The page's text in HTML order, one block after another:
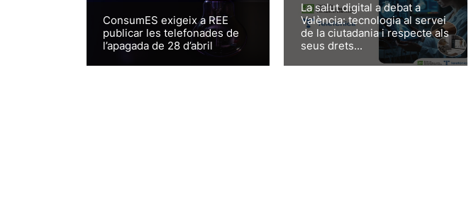
ConsumES exigeix a REE
publicar les telefonades de
l’apagada de 28 d’abril
La salut digital a debat a
València: tecnologia al servei
de la ciutadania i respecte als
seus drets...